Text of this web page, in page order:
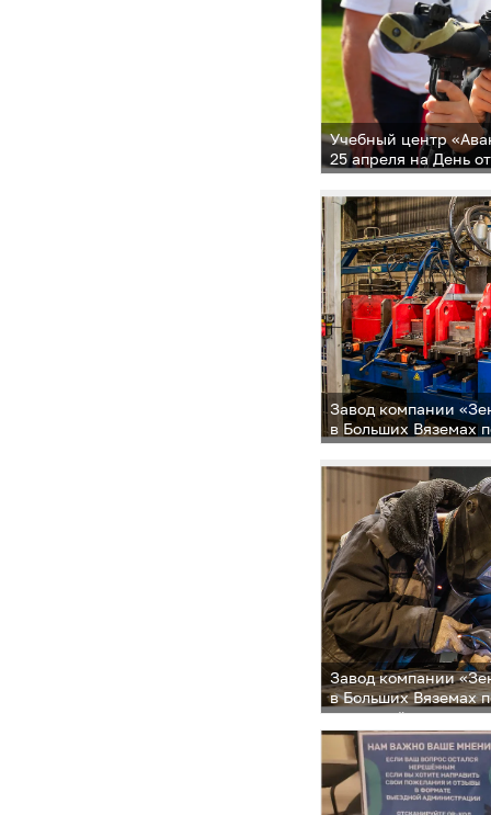
Учебный центр
25 апреля на День
Завод компании
в Больших Вяземах
окружной
Завод компании
в Больших Вяземах
окружной